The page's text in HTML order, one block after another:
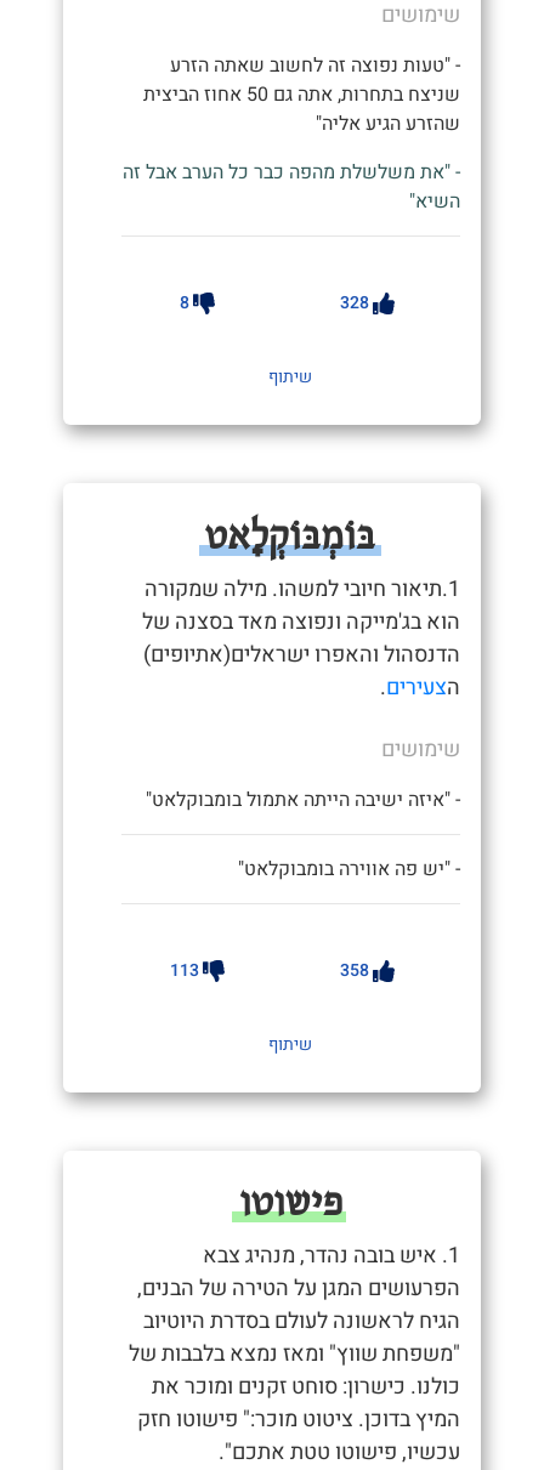
שימושים
- "טעות נפוצה זה לחשוב שאתה הזרע
שניצח בתחרות, אתה גם 50 אחוז הביצית
שהזרע הגיע אליה"
- "את משלשלת מהפה כבר כל הערב אבל זה
השיא"
328
8
שיתוף
בּוֹמְבּוֹקְלָאט
1.תיאור חיובי למשהו. מילה שמקורה
הוא בג'מייקה ונפוצה מאד בסצנה של
הדנסהול והאפרו ישראלים(אתיופים)
הצעירים.
שימושים
- "איזה ישיבה הייתה אתמול בומבוקלאט"
- "יש פה אווירה בומבוקלאט"
358
113
שיתוף
פישוטו
1. איש בובה נהדר, מנהיג צבא
הפרעושים המגן על הטירה של הבנים,
הגיח לראשונה לעולם בסדרת היוטיוב
"משפחת שווץ" ומאז נמצא בלבבות של
כולנו. כישרון: סוחט זקנים ומוכר את
המיץ בדוכן. ציטוט מוכר:" פישוטו חזק
עכשיו, פישוטו טטת אתכם".